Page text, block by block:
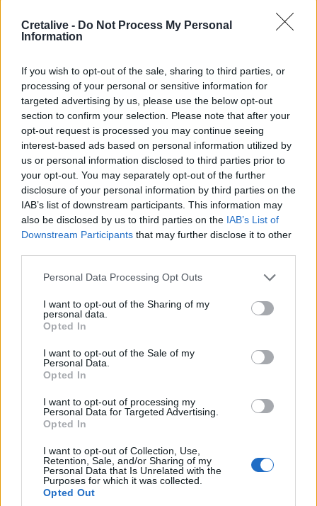
Cretalive - Do Not Process My Personal
Information
If you wish to opt-out of the sale, sharing to third parties, or
processing of your personal or sensitive information for
targeted advertising by us, please use the below opt-out
section to confirm your selection. Please note that after your
opt-out request is processed you may continue seeing
interest-based ads based on personal information utilized by
us or personal information disclosed to third parties prior to
your opt-out. You may separately opt-out of the further
disclosure of your personal information by third parties on the
IAB’s list of downstream participants. This information may
also be disclosed by us to third parties on the IAB’s List of
Downstream Participants that may further disclose it to other
Personal Data Processing Opt Outs
I want to opt-out of the Sharing of my
personal data.
Opted In
I want to opt-out of the Sale of my
Personal Data.
Opted In
I want to opt-out of processing my
Personal Data for Targeted Advertising.
Opted In
I want to opt-out of Collection, Use,
Retention, Sale, and/or Sharing of my
Personal Data that Is Unrelated with the
Purposes for which it was collected.
Opted Out
18:05
από τη γέννηση του Κώστα Μουντάκη
18:04
Νεκρή μεγαλόσωμη αρκούδα στην Καστοριά, πιθανόν
από πυροβολισμό
17:59
Το μαρτύριο της σταγόνας στην Φορτέτσα: Τρεις μέρες
χωρίς νερό!
17:51
Πεζοπορία από τη Μίλατο έως την παραλία των Ανωγείων
ΠΕΡΙΣΣΟΤΕΡΑ